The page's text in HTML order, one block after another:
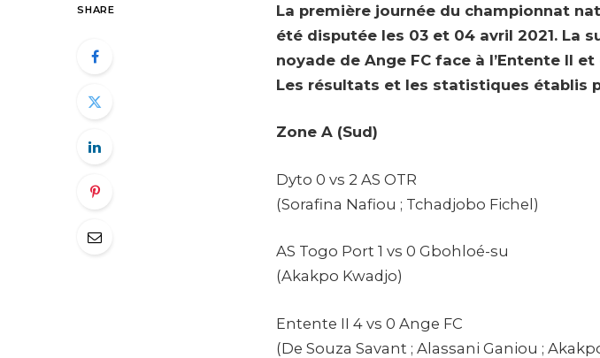
SHARE
La première journée du championnat
été disputée les 03 et 04 avril 2021. La
noyade de Ange FC face à l’Entente II
Les résultats et les statistiques établis
Zone A (Sud)
Dyto 0 vs 2 AS OTR
(Sorafina Nafiou ; Tchadjobo Fichel)
AS Togo Port 1 vs 0 Gbohloé-su
(Akakpo Kwadjo)
Entente II 4 vs 0 Ange FC
(De Souza Savant ; Alassani Ganiou ;